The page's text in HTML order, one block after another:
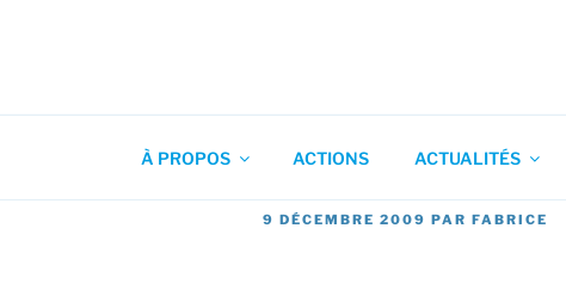
Association pour l'Animation en
À PROPOS ACTIONS ACTUALITÉS
PUBLIÉ
9 DÉCEMBRE 2009 PAR FABRICE